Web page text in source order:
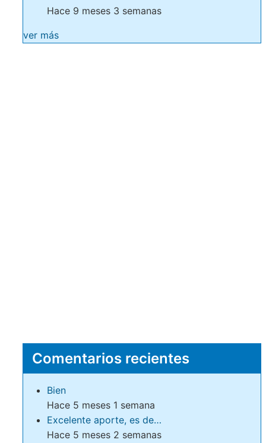
Hace 9 meses 3 semanas
ver más
Comentarios recientes
Bien
Hace 5 meses 1 semana
Excelente aporte, es de…
Hace 5 meses 2 semanas